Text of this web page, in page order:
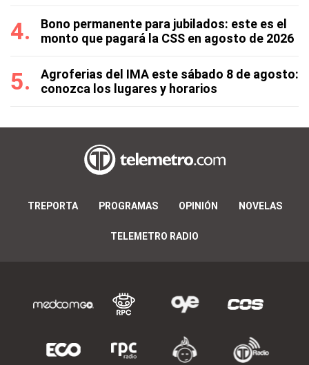
Bono permanente para jubilados: este es el
monto que pagará la CSS en agosto de 2026
Agroferias del IMA este sábado 8 de agosto:
conozca los lugares y horarios
TREPORTA PROGRAMAS OPINIÓN NOVELAS
TELEMETRO RADIO